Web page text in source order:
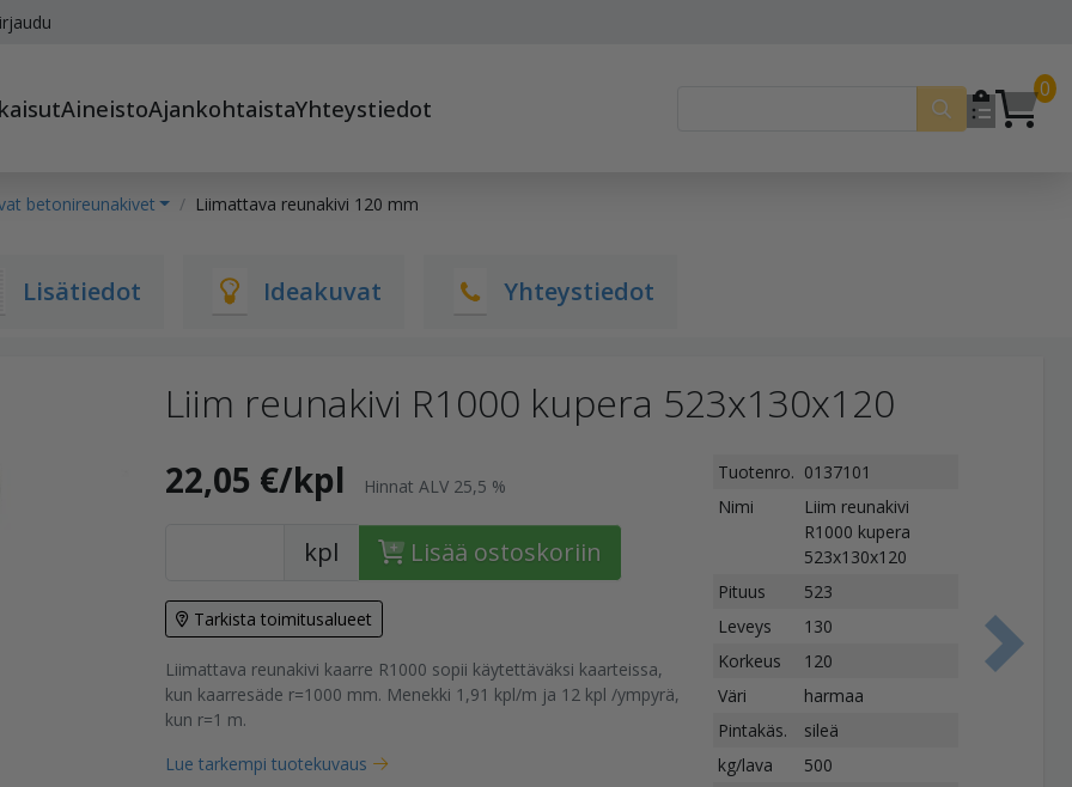
AineistoAjankohtaistaYhteystiedot
0
betonireunakivet Liimattava reunakivi 120 mm
Lisätiedot Ideakuvat Yhteystiedot
Liim reunakivi R1000 kupera 523x130x120
22,05 €/kpl Hinnat ALV 25,5 %
kpl Lisää ostoskoriin
Tarkista toimitusalueet
Liimattava reunakivi kaarre R1000 sopii käytettäväksi kaarteissa,
kun kaarresäde r=1000 mm. Menekki 1,91 kpl/m ja 12 kpl /ympyrä,
kun r=1 m.
Lue tarkempi tuotekuvaus
Tuotenro. 0137101
Nimi
Liim reunakivi
R1000 kupera
523x130x120
Pituus
523
Leveys
130
Korkeus
120
Väri
harmaa
Pintakäs.
sileä
kg/lava
500